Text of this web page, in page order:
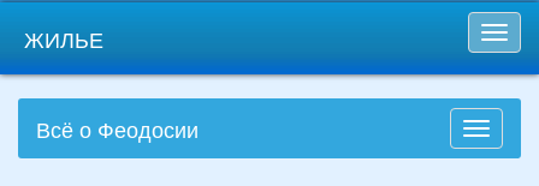
ЖИЛЬЕ
Toggle
Всё о Феодосии